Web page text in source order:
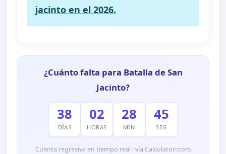
jacinto en el 2026.
¿Cuánto falta para Batalla de San
Jacinto?
38
DÍAS
02
HORAS
28
MIN
44
SEG
Cuenta regresiva en tiempo real · vía Calculatorr.com